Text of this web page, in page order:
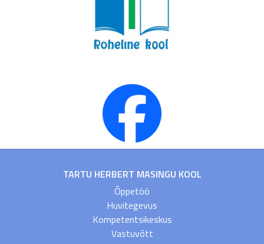
TARTU HERBERT MASINGU KOOL
Õppetöö
Huvitegevus
Kompetentsikeskus
Vastuvõtt